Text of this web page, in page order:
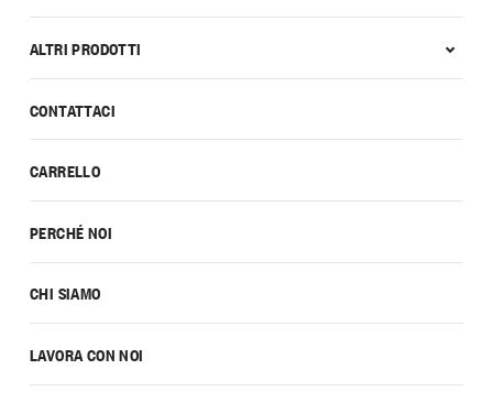
CONTATTACI
CARRELLO
PERCHÉ NOI
CHI SIAMO
LAVORA CON NOI
ALTRI PRODOTTI